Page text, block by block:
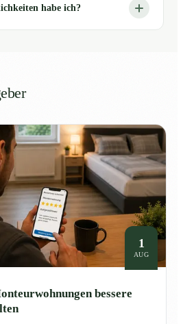
habe ich?
1
AUG
bessere